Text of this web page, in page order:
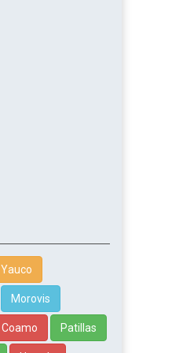
Yauco
Morovis
Coamo Patillas